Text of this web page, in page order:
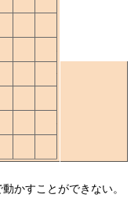
かすことができない。